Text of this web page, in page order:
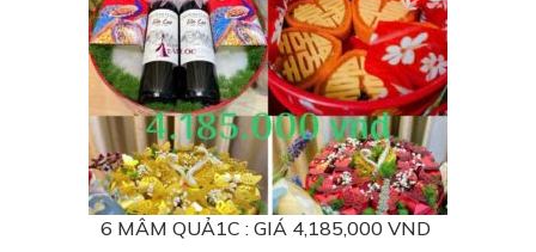
6 MÂM QUẢ1C : GIÁ 4,185,000 VND